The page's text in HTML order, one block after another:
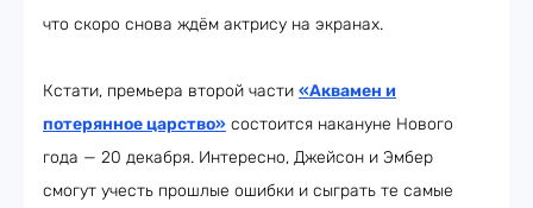
что скоро снова ждём актрису на экранах.
Кстати, премьера второй части «Аквамен и
потерянное царство» состоится накануне Нового
года — 20 декабря. Интересно, Джейсон и Эмбер
смогут учесть прошлые ошибки и сыграть те самые